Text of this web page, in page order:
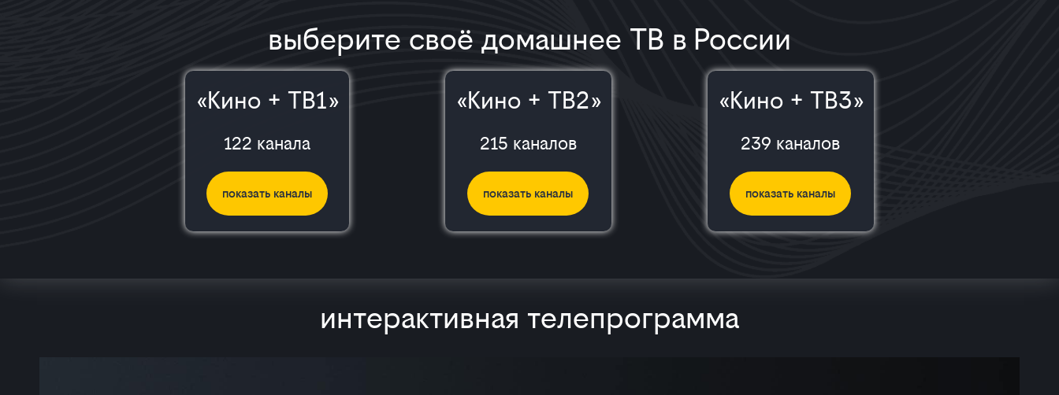
выберите своё домашнее ТВ в России
«Кино + ТВ1»
122 канала
показать каналы
«Кино + ТВ2»
215 каналов
показать каналы
«Кино + ТВ3»
239 каналов
показать каналы
интерактивная телепрограмма